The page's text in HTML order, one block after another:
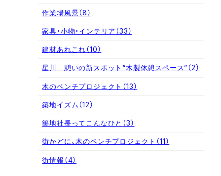
作業場風景（8）
家具・小物・インテリア （33）
建材あれこれ（10）
星川 憩いの新スポット“木製休憩スペース”（2）
木のベンチプロジェクト （13）
築地イズム（12）
築地社長ってこんなひと （3）
街かどに、木のベンチプロジェクト （11）
街情報 （4）